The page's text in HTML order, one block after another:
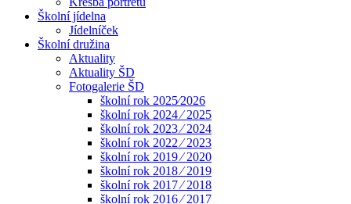
Školní jídelna
Jídelníček
Školní družina
Aktuality
Aktuality ŠD
Fotogalerie ŠD
školní rok 2025⁄2026
školní rok 2024 ⁄ 2025
školní rok 2023 ⁄ 2024
školní rok 2022 ⁄ 2023
školní rok 2019 ⁄ 2020
školní rok 2018 ⁄ 2019
školní rok 2017 ⁄ 2018
školní rok 2016 ⁄ 2017